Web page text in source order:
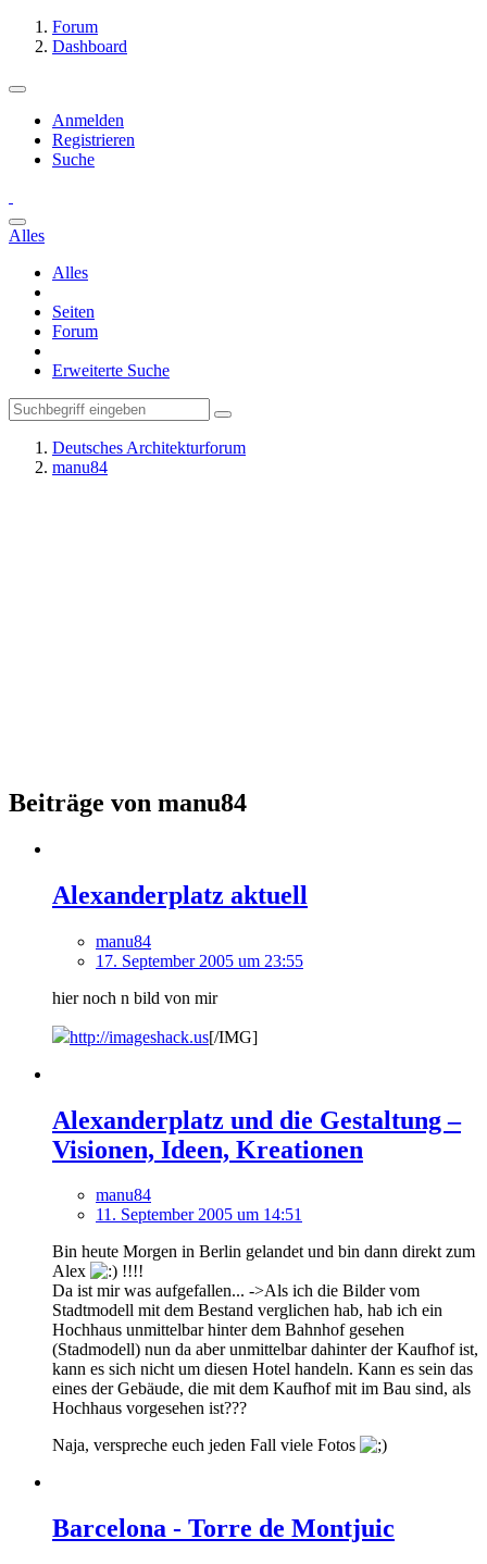
Forum
Dashboard
Anmelden
Registrieren
Suche
Alles
Alles
Seiten
Forum
Erweiterte Suche
Deutsches Architekturforum
manu84
Beiträge von manu84
Alexanderplatz aktuell
manu84
17. September 2005 um 23:55
hier noch n bild von mir
http://imageshack.us[/IMG]
Alexanderplatz und die Gestaltung –
Visionen, Ideen, Kreationen
manu84
11. September 2005 um 14:51
Bin heute Morgen in Berlin gelandet und bin dann direkt zum
Alex
!!!!
Da ist mir was aufgefallen... ->Als ich die Bilder vom
Stadtmodell mit dem Bestand verglichen hab, hab ich ein
Hochhaus unmittelbar hinter dem Bahnhof gesehen
(Stadmodell) nun da aber unmittelbar dahinter der Kaufhof ist,
kann es sich nicht um diesen Hotel handeln. Kann es sein das
eines der Gebäude, die mit dem Kaufhof mit im Bau sind, als
Hochhaus vorgesehen ist???
Naja, verspreche euch jeden Fall viele Fotos
Barcelona - Torre de Montjuic